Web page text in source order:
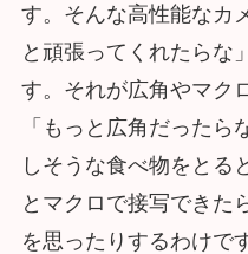
す。そんな高性能なカ
と頑張ってくれたらな
す。それが広角やマク
「もっと広角だった
しそうな食べ物をとる
とマクロで接写できた
を思ったりするわけで